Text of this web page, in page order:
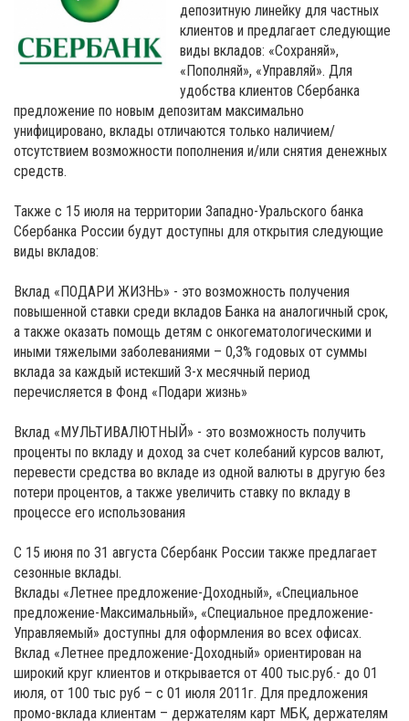
депозитную линейку для частных
клиентов и предлагает следующие
виды вкладов: «Сохраняй»,
«Пополняй», «Управляй». Для
удобства клиентов Сбербанка
предложение по новым депозитам максимально
унифицировано, вклады отличаются только наличием/
отсутствием возможности пополнения и/или снятия денежных
средств.
Также с 15 июля на территории Западно-Уральского банка
Сбербанка России будут доступны для открытия следующие
виды вкладов:
Вклад «ПОДАРИ ЖИЗНЬ» - это возможность получения
повышенной ставки среди вкладов Банка на аналогичный срок,
а также оказать помощь детям с онкогематологическими и
иными тяжелыми заболеваниями – 0,3% годовых от суммы
вклада за каждый истекший 3-х месячный период
перечисляется в Фонд «Подари жизнь»
Вклад «МУЛЬТИВАЛЮТНЫЙ» - это возможность получить
проценты по вкладу и доход за счет колебаний курсов валют,
перевести средства во вкладе из одной валюты в другую без
потери процентов, а также увеличить ставку по вкладу в
процессе его использования
С 15 июня по 31 августа Сбербанк России также предлагает
сезонные вклады.
Вклады «Летнее предложение-Доходный», «Специальное
предложение-Максимальный», «Специальное предложение-
Управляемый» доступны для оформления во всех офисах.
Вклад «Летнее предложение-Доходный» ориентирован на
широкий круг клиентов и открывается от 400 тыс.руб.- до 01
июля, от 100 тыс руб – с 01 июля 2011г. Для предложения
промо-вклада клиентам – держателям карт МБК, держателям